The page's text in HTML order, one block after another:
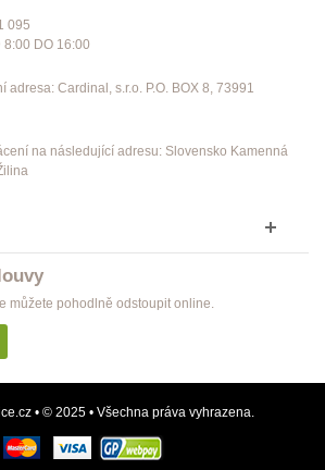
095
8:00 DO 16:00
adresa: Cardinal, s.r.o. P.O. BOX 8, 73991
na následující adresu: Slovensko Kamenná
můžete pohodlně odstoupit online.
• © 2025 • Všechna práva vyhrazena.